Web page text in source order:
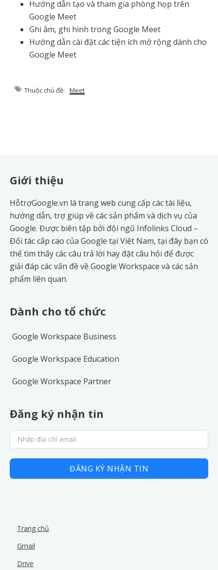
Hướng dẫn tạo và tham gia phòng họp trên
Google Meet
Ghi âm, ghi hình trong Google Meet
Hướng dẫn cài đặt các tiện ích mở rộng dành cho
Google Meet
Thuộc chủ đề: Meet
Footer
Giới thiệu
HỗtrợGoogle.vn là trang web cung cấp các tài liệu,
hướng dẫn, trợ giúp về các sản phẩm và dịch vụ của
Google. Được biên tập bởi đội ngũ Infolinks Cloud –
Đối tác cấp cao của Google tại Việt Nam, tại đây bạn có
thể tìm thấy các câu trả lời hay đặt câu hỏi để được
giải đáp các vấn đề vềGoogle Workspace và các sản
phẩm liên quan.
Dành cho tổ chức
Google Workspace Business
Google Workspace Education
Google Workspace Partner
Đăng ký nhận tin
ĐĂNG KÝ NHẬN TIN
Trang chủ
Gmail
Drive